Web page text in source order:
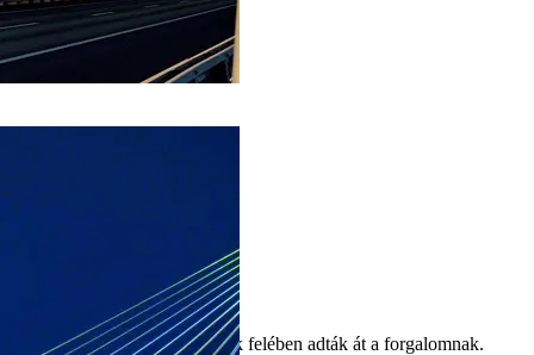
A Megyeri hídat 2008 második felében adták át a forgalomnak.